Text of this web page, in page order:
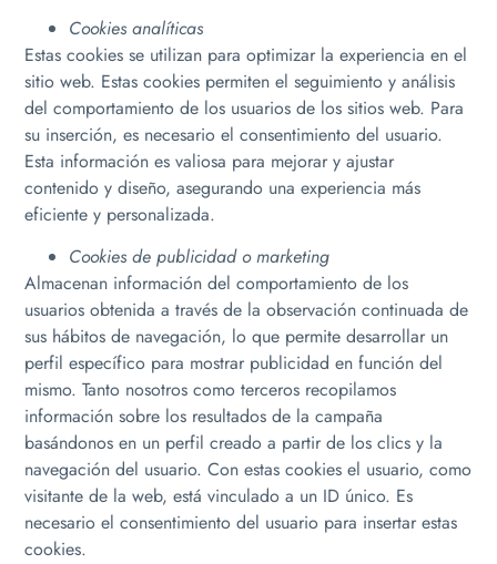
Cookies analíticas
Estas cookies se utilizan para optimizar la experiencia en el
sitio web. Estas cookies permiten el seguimiento y análisis
del comportamiento de los usuarios de los sitios web. Para
su inserción, es necesario el consentimiento del usuario.
Esta información es valiosa para mejorar y ajustar
contenido y diseño, asegurando una experiencia más
eficiente y personalizada.
Cookies de publicidad o marketing
Almacenan información del comportamiento de los
usuarios obtenida a través de la observación continuada de
sus hábitos de navegación, lo que permite desarrollar un
perfil específico para mostrar publicidad en función del
mismo. Tanto nosotros como terceros recopilamos
información sobre los resultados de la campaña
basándonos en un perfil creado a partir de los clics y la
navegación del usuario. Con estas cookies el usuario, como
visitante de la web, está vinculado a un ID único. Es
necesario el consentimiento del usuario para insertar estas
cookies.